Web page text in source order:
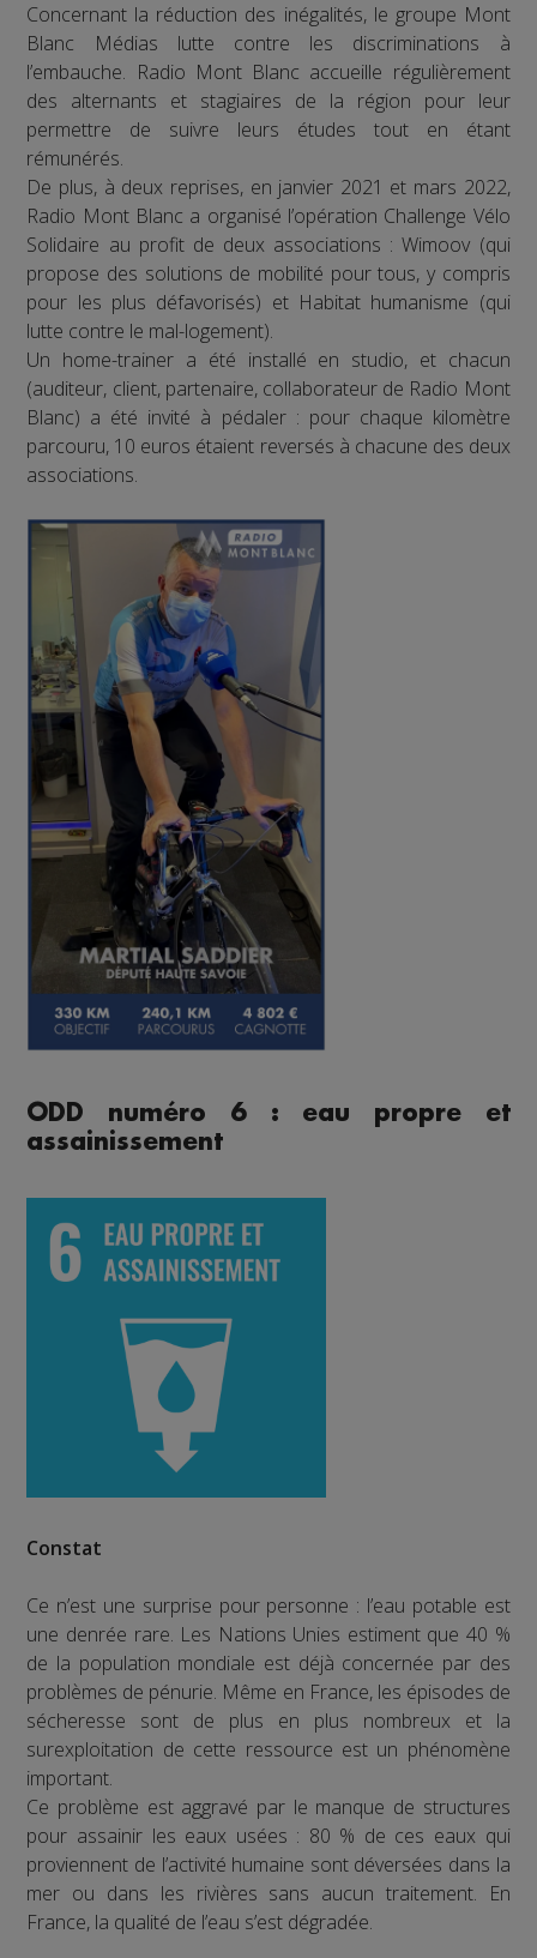
Concernant la réduction des inégalités, le groupe Mont
Blanc Médias lutte contre les discriminations à
l’embauche. Radio Mont Blanc accueille régulièrement
des alternants et stagiaires de la région pour leur
permettre de suivre leurs études tout en étant
rémunérés.
De plus, à deux reprises, en janvier 2021 et mars 2022,
Radio Mont Blanc a organisé l’opération Challenge Vélo
Solidaire au profit de deux associations : Wimoov (qui
propose des solutions de mobilité pour tous, y compris
pour les plus défavorisés) et Habitat humanisme (qui
lutte contre le mal-logement).
Un home-trainer a été installé en studio, et chacun
(auditeur, client, partenaire, collaborateur de Radio Mont
Blanc) a été invité à pédaler : pour chaque kilomètre
parcouru, 10 euros étaient reversés à chacune des deux
associations.
ODD numéro 6 : eau propre et
assainissement
Constat
Ce n’est une surprise pour personne : l’eau potable est
une denrée rare. Les Nations Unies estiment que 40 %
de la population mondiale est déjà concernée par des
problèmes de pénurie. Même en France, les épisodes de
sécheresse sont de plus en plus nombreux et la
surexploitation de cette ressource est un phénomène
important.
Ce problème est aggravé par le manque de structures
pour assainir les eaux usées : 80 % de ces eaux qui
proviennent de l’activité humaine sont déversées dans la
mer ou dans les rivières sans aucun traitement. En
France, la qualité de l’eau s’est dégradée.